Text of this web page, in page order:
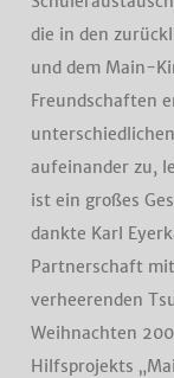
die in den
und dem Main-
Freundschaften
aufeinander zu,
ist ein großes
dankte Karl
Partnerschaft
verheerenden
Weihnachten
Hilfsprojekts